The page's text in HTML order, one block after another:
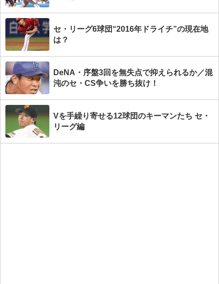
セ・リーグ6球団“2016年ドライチ”の現在地
は？
DeNA・序盤3回を無失点で抑えられるか／混
沌のセ・CS争いを勝ち抜け！
Vを手繰り寄せる12球団のキーマンたち セ・
リーグ編